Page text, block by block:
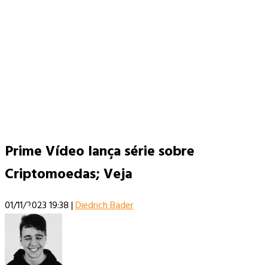
Prime Vídeo lança série sobre
Criptomoedas; Veja
01/11/2023 19:38|Diedrich Bader